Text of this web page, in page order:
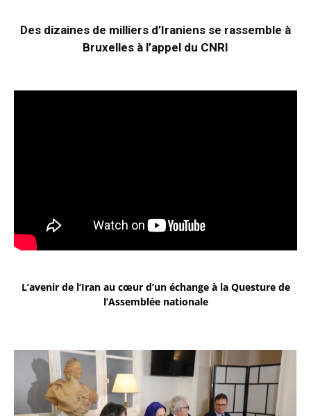
Des dizaines de milliers d’Iraniens se rassemble à
Bruxelles à l’appel du CNRI
L’avenir de l’Iran au cœur d’un échange à la Questure de
l’Assemblée nationale